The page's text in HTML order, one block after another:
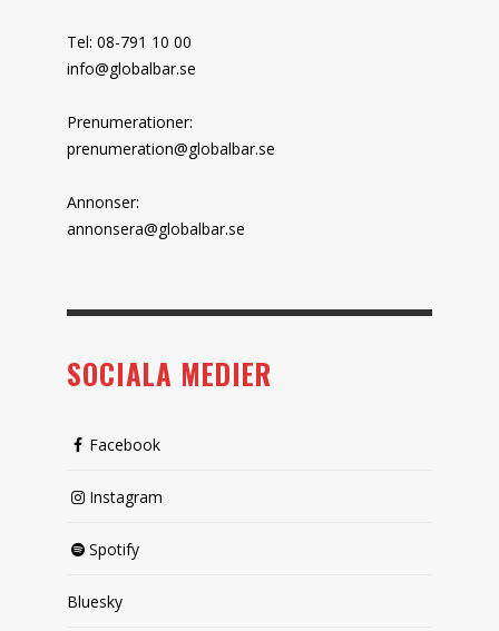
Tel: 08-791 10 00
info@globalbar.se
Prenumerationer:
prenumeration@globalbar.se
Annonser:
annonsera@globalbar.se
SOCIALA MEDIER
Facebook
Instagram
Spotify
Bluesky